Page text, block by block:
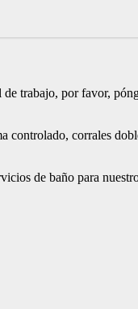
trabajo, por favor,
controlado, corrales
de baño para